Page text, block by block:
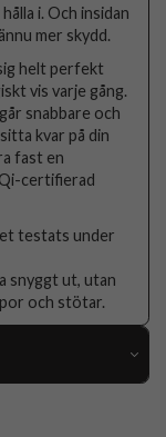
i. Och insidan
mer skydd.
helt perfekt
vis varje gång.
snabbare och
kvar på din
fast en
certifierad
testats under
snyggt ut, utan
och stötar.